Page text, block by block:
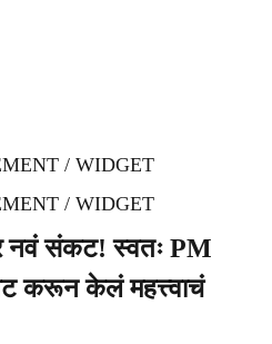
/ WIDGET
/ WIDGET
नवं संकट! स्वतः PM
करून केलं महत्त्वाचं